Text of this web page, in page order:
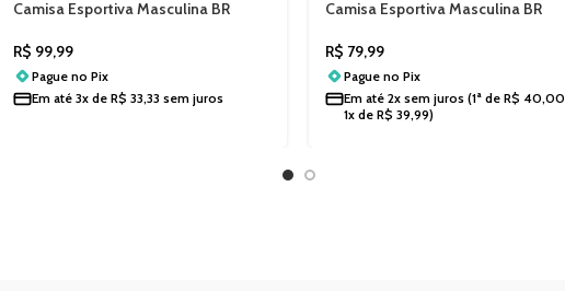
Camisa Esportiva Masculina BR
R$ 99,99
Pague noPix
Em até3x deR$ 33,33 sem juros
Camisa Esportiva Masculina BR
R$ 79,99
Pague no Pix
Em até 2x sem juros(1ª de R$ 40,00
1x de R$ 39,99)